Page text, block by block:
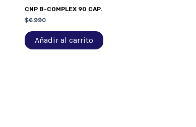
CNP B-COMPLEX 90 CAP.
$6.990
Añadir al carrito